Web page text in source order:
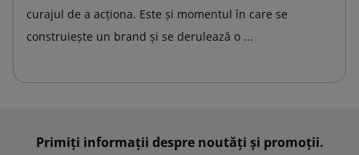
curajul de a acționa. Este și momentul în care se
construiește un brand și se derulează o ...
Primiți informații despre noutăți și promoții.